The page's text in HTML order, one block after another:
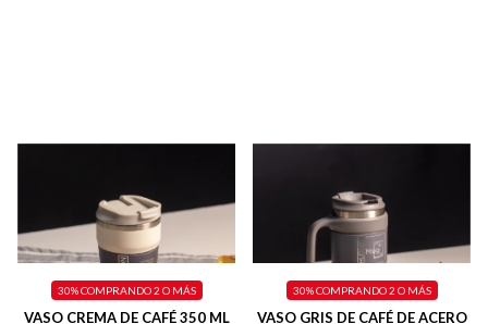
VASO CREMA DE CAFÉ 350 ML
30%COMPRANDO 2 O MÁS
VASO GRIS DE CAFÉ DE ACERO
30%COMPRANDO 2 O MÁS